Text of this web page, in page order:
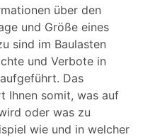
über den
und Größe eines
sind im Baulasten
und Verbote in
Das
Ihnen somit, was auf
oder was zu
wie und in welcher